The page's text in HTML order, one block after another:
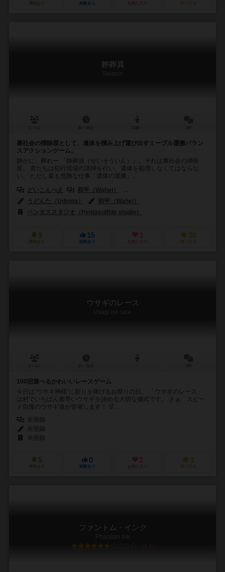
興味あり 経験あり お気に入り 持ってる
静葬員
Seisoin
裏社会の掃除屋として、遺体を積み上げ運び出すミープル運搬バラン
スアクションゲーム。
静かに、葬れー 『静葬員（せいそういん）』。それは裏社会の掃除
屋。 君たちは犯行現場の清掃を行い、遺体を処理しなくてはならな
い。 ただし最も危険な仕事「遺体の運搬」...
どいこんべえ
和平（Wahei）
うどんた（Udonta）
和平（Wahei）
ペンタススタジオ（Pentasulfide studio）
9
興味あり
15
経験あり
3
お気に入り
30
持ってる
ウサギのレース
Usagi no race
100回遊べるかわいいレースゲーム
今日は”ウサギ神様”に祈りを捧げるお祭りの日。 「ウサギのレース」
は村でいちばん素早いウサギを決める大切な儀式です。 さぁ、スピー
ド自慢のウサギ達が登場します！ 🐰...
5
興味あり
0
経験あり
2
お気に入り
1
持ってる
ファントム・インク
Phantom Ink
6.2